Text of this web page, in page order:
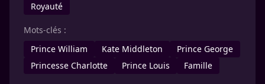
Royauté
Mots-clés :
Prince William
Kate Middleton
Prince George
Princesse Charlotte
Prince Louis Famille